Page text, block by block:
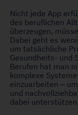
Nicht jede App
des beruflichen
überzeugen,
Dabei geht es
um tatsächliche
Gesundheits- und
Berufen hat man
komplexe
einzuarbeiten –
und
dabei